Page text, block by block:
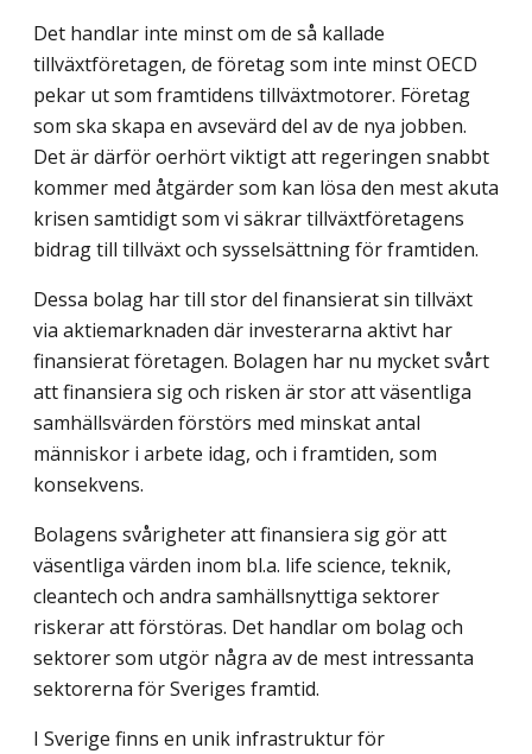
Det handlar inte minst om de så kallade
tillväxtföretagen, de företag som inte minst OECD
pekar ut som framtidens tillväxtmotorer. Företag
som ska skapa en avsevärd del av de nya jobben.
Det är därför oerhört viktigt att regeringen snabbt
kommer med åtgärder som kan lösa den mest akuta
krisen samtidigt som vi säkrar tillväxtföretagens
bidrag till tillväxt och sysselsättning för framtiden.
Dessa bolag har till stor del finansierat sin tillväxt
via aktiemarknaden där inves­terarna aktivt har
finansierat företagen. Bolagen har nu mycket svårt
att finansiera sig och risken är stor att väsentliga
samhällsvärden förstörs med minskat antal
människor i arbete idag, och i framtiden, som
konsekvens.
Bolagens svårigheter att finansiera sig gör att
väsentliga värden inom bl.a. life science, teknik,
cleantech och andra samhällsnyttiga sektorer
riskerar att förstöras. Det handlar om bolag och
sektorer som utgör några av de mest intressanta
sektorerna för Sveriges framtid.
I Sverige finns en unik infrastruktur för